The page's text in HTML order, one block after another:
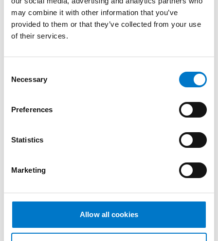
may combine it with other information that you’ve
provided to them or that they’ve collected from your use
of their services.
Necessary
Preferences
Statistics
Marketing
Allow all cookies
UV et aux conditions de circulation intensives.
L’installation est simple et rapide, garantissant une
signalisation fiable et durable.
Avantages
Informations techniques